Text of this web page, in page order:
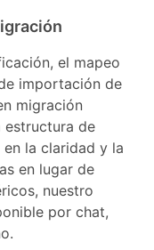
el mapeo
importación de
migración
estructura de
la claridad y la
en lugar de
nuestro
por chat,